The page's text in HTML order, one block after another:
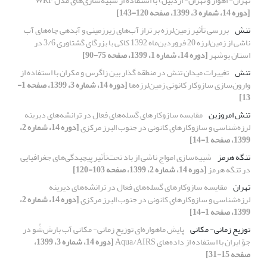
[دوره 14، شماره 3، 1399، صفحه 120-143]
تنش بررسی تأثیر زمین‌لرزه بر تراز آب‌های زیرزمینی و آبدهی چاه‌های آب
ناشی از زمین‌لرزه 20 فروردین‌ماه 1392 کاکی با بزرگای گشتاوری 3/6 در
استان بوشهر[دوره 14، شماره 1، 1399، صفحه 75-90]
تنش تغییرات میدان تنش در منطقه گذار بین زاگرس و مکران با استفاده از
وارون‌سازی سازوکار کانونی زمین‌لرزه‌ها [دوره 14، شماره 3، 1399، صفحه 1-
13]
تنش امروزین مقایسه سازوکارهای گسله‌های فعال در ترانشه‌های دیرینه
لرزه‌شناسی و سازوکارهای کانونی در جنوب البرز مرکزی [دوره 14، شماره 2،
1399، صفحه 1-14]
تنگه هرمز شبیه‌سازی امواج ناشی از باد تحت‌تأثیر پیچیدگی‌های جغرافیایی
در تنگه هرمز[دوره 14، شماره 2، 1399، صفحه 103-120]
تهران مقایسه سازوکارهای گسله‌های فعال در ترانشه‌های دیرینه
لرزه‌شناسی و سازوکارهای کانونی در جنوب البرز مرکزی [دوره 14، شماره 2،
1399، صفحه 1-14]
توزیع زمانی- مکانی پایش ماهواره‌ای توزیع زمانی- مکانی آب بارش‌شُو در
جوّ ایران با استفاده از داده‌های Aqua/AIRS [دوره 14، شماره 3، 1399،
صفحه 15-31]